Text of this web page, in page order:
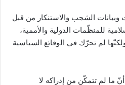
وبيانات الشجب والاستنكار من قبل
للمنظّمات الدولية والأممية،
لم تحرّك في الوقائع السياسية
ما لم تتمكّن من إدراكه لا